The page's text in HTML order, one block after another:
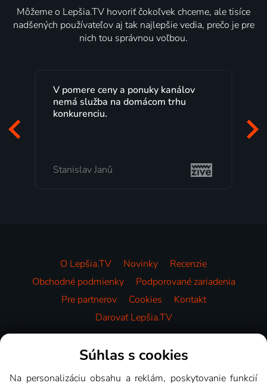
Môžeme o Lepšia.TV hovoriť čokoľvek chceme, ale tisíce
nadšených používateľov aj tak najlepšie vedia, prečo je pre
nich tou správnou voľbou.
V pomere ceny a ponuky kanálov
nemá služba na domácom trhu
konkurenciu.
Stanislav Janů
O Lepšia.TV Novinky
Recenzie
Obchodné podmienky
Podporované zariadenia
Pre partnerov
Cookies
Kontakt
Darovať Lepšia.TV
Videotéka
Súhlas s cookies
Na personalizáciu obsahu a reklám, poskytovanie funkcií